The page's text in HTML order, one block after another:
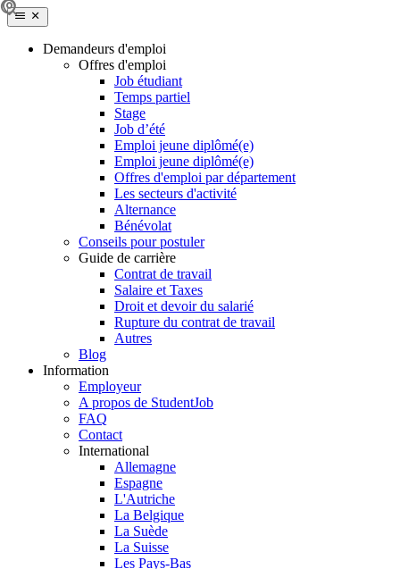
Demandeurs d'emploi
Offres d'emploi
Job étudiant
Temps partiel
Stage
Job d’été
Emploi jeune diplômé(e)
Emploi jeune diplômé(e)
Offres d'emploi par département
Les secteurs d'activité
Alternance
Bénévolat
Conseils pour postuler
Guide de carrière
Contrat de travail
Salaire et Taxes
Droit et devoir du salarié
Rupture du contrat de travail
Autres
Blog
Information
Employeur
A propos de StudentJob
FAQ
Contact
International
Allemagne
Espagne
L'Autriche
La Belgique
La Suède
La Suisse
Les Pays-Bas